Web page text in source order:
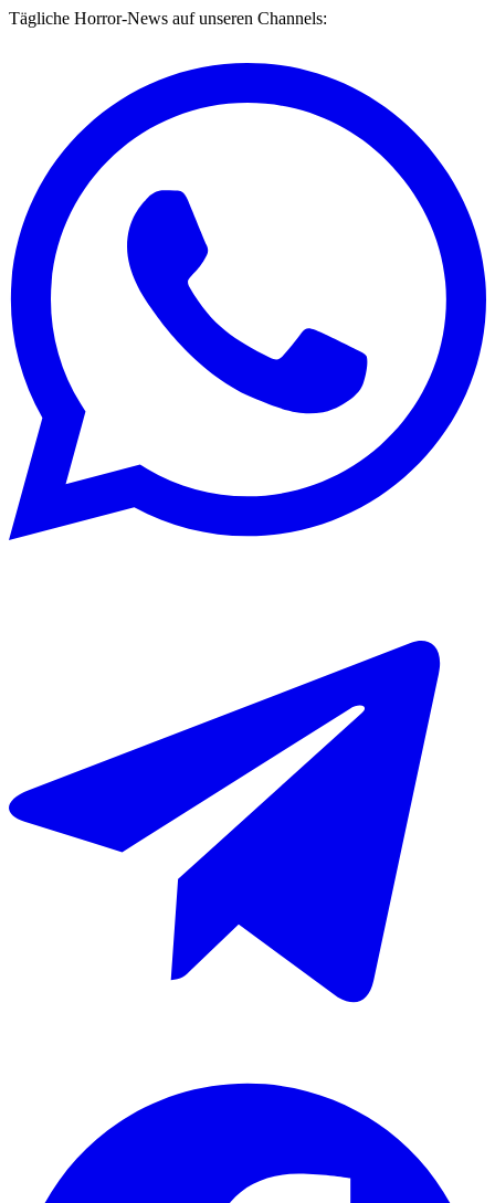
Tägliche Horror-News auf unseren Channels: